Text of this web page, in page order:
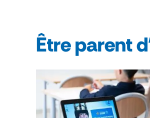
Être parent